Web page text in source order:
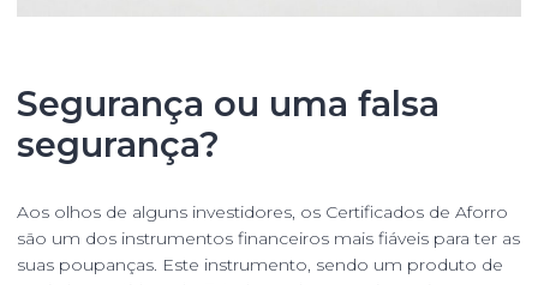
Segurança ou uma falsa
segurança?
Aos olhos de alguns investidores, os Certificados de Aforro
são um dos instrumentos financeiros mais fiáveis para ter as
suas poupanças. Este instrumento, sendo um produto de